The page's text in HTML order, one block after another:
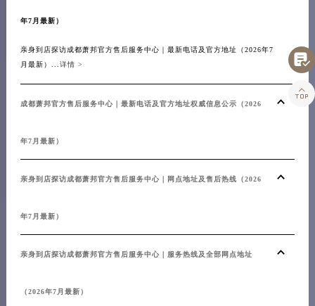
年7月最新）
亲身到店探访成都萧邦官方售后服务中心｜最新电话及官方地址（2026年7
月最新）... 详情 >
成都萧邦官方售后服务中心｜最新电话及官方地址权威信息公示（2026
年7月最新）
亲身到店探访成都萧邦官方售后服务中心｜网点地址及售后热线（2026
年7月最新）
亲身到店探访成都萧邦官方售后服务中心｜服务热线及全部网点地址
（2026年7月最新）

